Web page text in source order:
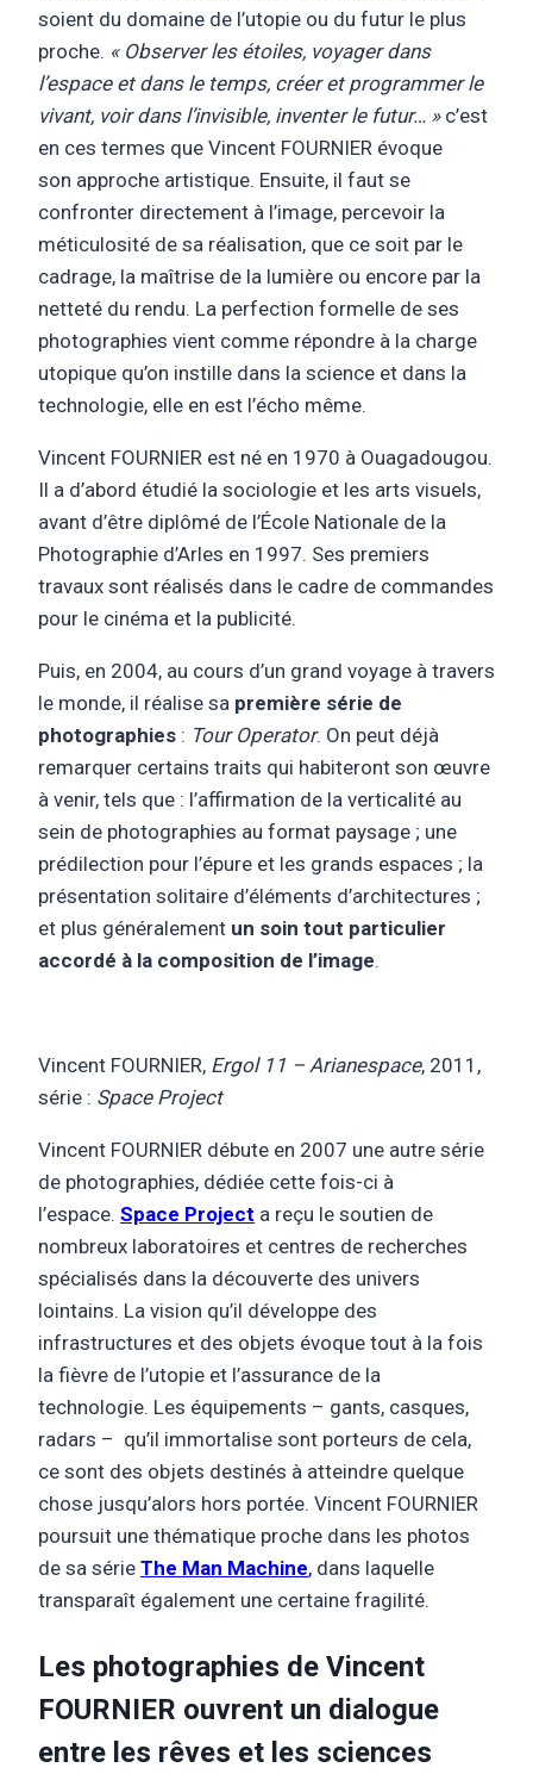
soient du domaine de l’utopie ou du futur le plus
proche. « Observer les étoiles, voyager dans
l’espace et dans le temps, créer et programmer le
vivant, voir dans l’invisible, inventer le futur… »c’est
en ces termes que Vincent FOURNIER évoque
son approche artistique. Ensuite, il faut se
confronter directement à l’image, percevoir la
méticulosité de sa réalisation, que ce soit par le
cadrage, la maîtrise de la lumière ou encore par la
netteté du rendu. La perfection formelle de ses
photographies vient comme répondre à la charge
utopique qu’on instille dans la science et dans la
technologie, elle en est l’écho même.
Vincent FOURNIER est né en 1970 à Ouagadougou.
Il a d’abord étudié la sociologie et les arts visuels,
avant d’être diplômé de l’École Nationale de la
Photographie d’Arles en 1997. Ses premiers
travaux sont réalisés dans le cadre de commandes
pour le cinéma et la publicité.
Puis, en 2004, au cours d’un grand voyage à travers
le monde, il réalise sa première série de
photographies : Tour Operator. On peut déjà
remarquer certains traits qui habiteront son œuvre
à venir, tels que : l’affirmation de la verticalité au
sein de photographies au format paysage ; une
prédilection pour l’épure et les grands espaces ; la
présentation solitaire d’éléments d’architectures ;
et plus généralement un soin tout particulier
accordé à la composition de l’image.
Vincent FOURNIER, Ergol 11 – Arianespace, 2011,
série : Space Project
Vincent FOURNIER débute en 2007 une autre série
de photographies, dédiée cette fois-ci à
l’espace. Space Project a reçu le soutien de
nombreux laboratoires et centres de recherches
spécialisés dans la découverte des univers
lointains. La vision qu’il développe des
infrastructures et des objets évoque tout à la fois
la fièvre de l’utopie et l’assurance de la
technologie. Les équipements – gants, casques,
radars – qu’il immortalise sont porteurs de cela,
ce sont des objets destinés à atteindre quelque
chose jusqu’alors hors portée. Vincent FOURNIER
poursuit une thématique proche dans les photos
de sa série The Man Machine, dans laquelle
transparaît également une certaine fragilité.
Les photographies de Vincent
FOURNIER ouvrent un dialogue
entre les rêves et les sciences